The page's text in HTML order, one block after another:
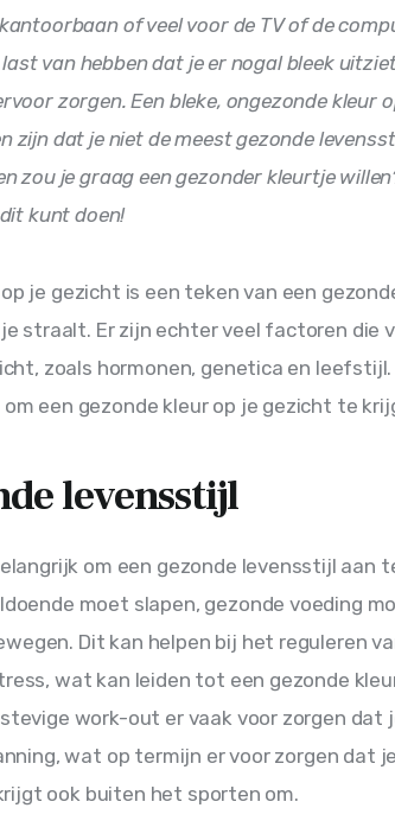
kantoorbaan of veel voor de TV of de
van hebben dat je er nogal bleek
zorgen. Een bleke, ongezonde kleur
zijn dat je niet de meest gezonde
zou je graag een gezonder kleurtje
kunt doen!
je gezicht is een teken van een
straalt. Er zijn echter veel factoren die
zoals hormonen, genetica en
een gezonde kleur op je gezicht te
levensstijl
om een gezonde levensstijl aan
moet slapen, gezonde voeding
Dit kan helpen bij het reguleren
wat kan leiden tot een gezonde
work-out er vaak voor zorgen dat
wat op termijn er voor zorgen dat
ook buiten het sporten om.